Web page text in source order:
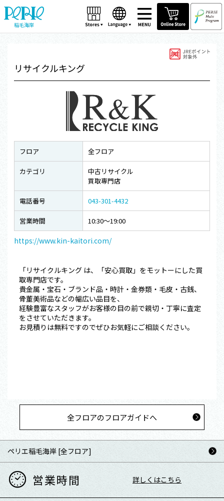
稲毛海岸
リサイクルキング
フロア 全フロア
カテゴリ
中古リサイクル
買取専門店
電話番号 043-301-4432
営業時間 10:30～19:00
https://www.kin-kaitori.com/
「リサイクルキング は、「安心買取」をモットーにした買
取専門店です。
貴金属・宝石・ブランド品・時計・金券類・毛皮・古銭、
骨董美術品などの幅広い品目を、
経験豊富なスタッフがお客様の目の前で親切・丁寧に査定
をさせていただきます。
お見積りは無料ですのでぜひお気軽にご相談ください。
全フロアのフロアガイドへ
ペリエ稲毛海岸 [全フロア]
営業時間 詳しくはこちら